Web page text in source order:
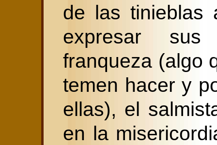
de las tinieblas
expresar
franqueza (algo
temen hacer y
ellas), el
en la